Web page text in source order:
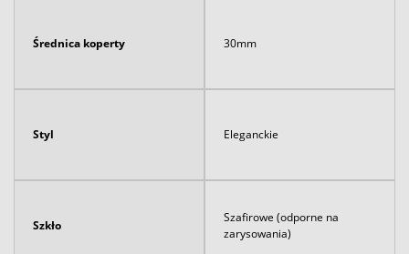
Średnica koperty 30mm
Styl Eleganckie
Szkło
Szafirowe (odporne na
zarysowania)